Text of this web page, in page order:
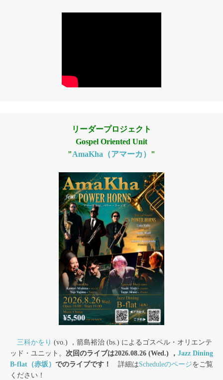
リーダープロジェクト
Gospel Oriented Unit
"AmaKha（アマーカ） "
三科かをり (vo.) ，箭島裕治 (bs.) によるゴスペル・オリエンテ
ッド・ユニット。 次回のライブは2026.08.26 (Wed.) ， Jazz Dining
B-flat（赤坂） でのライブです！ 詳細はScheduleのページをご覧
ください！